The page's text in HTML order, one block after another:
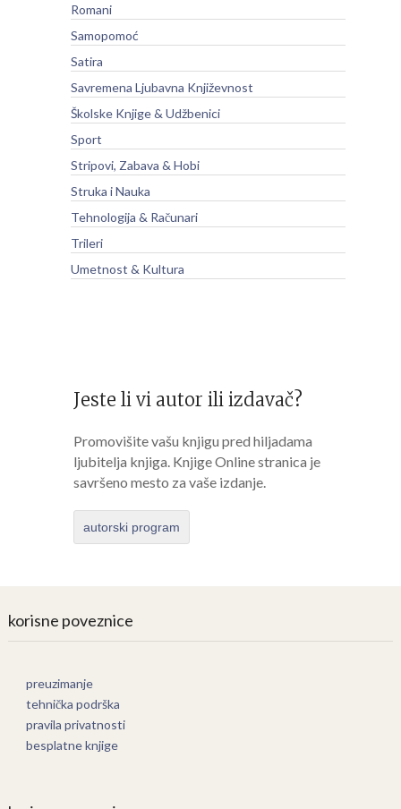
Romani
Samopomoć
Satira
Savremena Ljubavna Književnost
Školske Knjige & Udžbenici
Sport
Stripovi, Zabava & Hobi
Struka i Nauka
Tehnologija & Računari
Trileri
Umetnost & Kultura
Jeste li vi autor ili izdavač?
Promovišite vašu knjigu pred hiljadama
ljubitelja knjiga. Knjige Online stranica je
savršeno mesto za vaše izdanje.
autorski program
korisne poveznice
preuzimanje
tehnička podrška
pravila privatnosti
besplatne knjige